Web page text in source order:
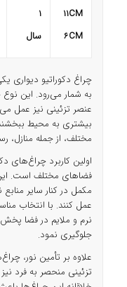
11CM
6CM
1
سال
چراغ دکوراتیو دیواری
به شمار می‌رود. این نوع
عنصر تزئینی نیز عمل
بیشتری به محیط
مختلف، از جمله منازل،
اولین کاربرد چراغ‌های
فضاهای مختلف است. این
مکمل در کنار سایر
عمل کنند. با انتخاب
نرم و ملایم در فضا پخش
جلوگیری نمود.
علاوه بر تأمین نور،
تزئینی منحصر به فرد